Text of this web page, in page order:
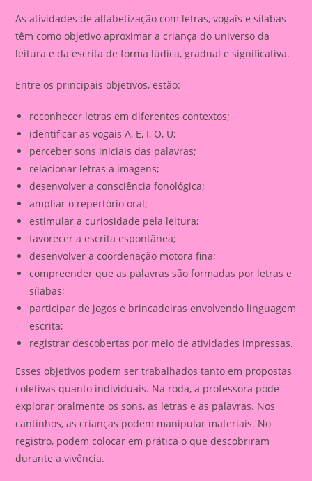
As atividades de alfabetização com letras, vogais e sílabas
têm como objetivo aproximar a criança do universo da
leitura e da escrita de forma lúdica, gradual e significativa.
Entre os principais objetivos, estão:
reconhecer letras em diferentes contextos;
identificar as vogais A, E, I, O, U;
perceber sons iniciais das palavras;
relacionar letras a imagens;
desenvolver a consciência fonológica;
ampliar o repertório oral;
estimular a curiosidade pela leitura;
favorecer a escrita espontânea;
desenvolver a coordenação motora fina;
compreender que as palavras são formadas por letras e
sílabas;
participar de jogos e brincadeiras envolvendo linguagem
escrita;
registrar descobertas por meio de atividades impressas.
Esses objetivos podem ser trabalhados tanto em propostas
coletivas quanto individuais. Na roda, a professora pode
explorar oralmente os sons, as letras e as palavras. Nos
cantinhos, as crianças podem manipular materiais. No
registro, podem colocar em prática o que descobriram
durante a vivência.